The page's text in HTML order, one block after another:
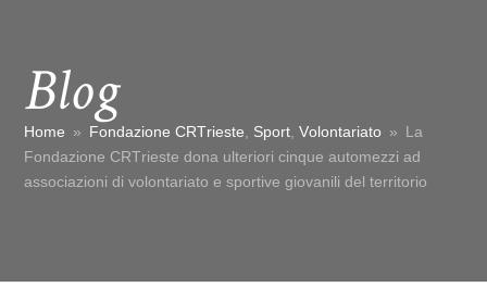
Blog
Home » Fondazione CRTrieste Sport ,Volontariato » La
Fondazione CRTrieste dona ulteriori cinque automezzi ad
associazioni di volontariato e sportive giovanili del territorio